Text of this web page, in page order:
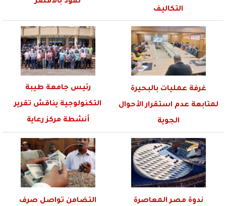
التكاليف
غرفة عمليات بالبحيرة
لمتابعة عدم استقرار الأحوال
الجوية
رئيس جامعة طيبة
التكنولوجية يناقش تقرير
أنشطة مركز رعاية
الموهوبين والنوابغ
ندوة مصر المعاصرة
التضامن تواصل صرف